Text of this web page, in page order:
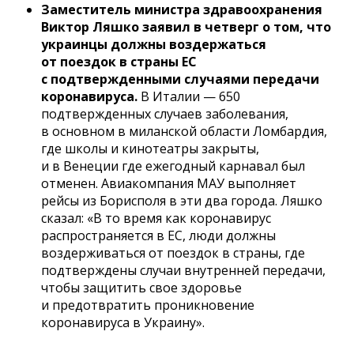
Заместитель министра здравоохранения
Виктор Ляшко заявил в четверг о том, что
украинцы должны воздержаться
от поездок в страны ЕС
с подтвержденными случаями передачи
коронавируса. В Италии — 650
подтвержденных случаев заболевания,
в основном в миланской области Ломбардия,
где школы и кинотеатры закрыты,
и в Венеции где ежегодный карнавал был
отменен. Авиакомпания МАУ выполняет
рейсы из Борисполя в эти два города. Ляшко
сказал: «В то время как коронавирус
распространяется в ЕС, люди должны
воздерживаться от поездок в страны, где
подтверждены случаи внутренней передачи,
чтобы защитить свое здоровье
и предотвратить проникновение
коронавируса в Украину».